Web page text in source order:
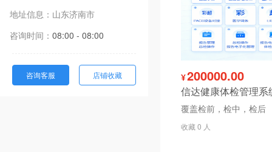
地址信息： 山东济南市
咨询时间： 08:00 - 08:00
咨询客服 店铺收藏 ¥200000.00
信达健康体检管理系
覆盖检前，检中，检后
收藏 0 人